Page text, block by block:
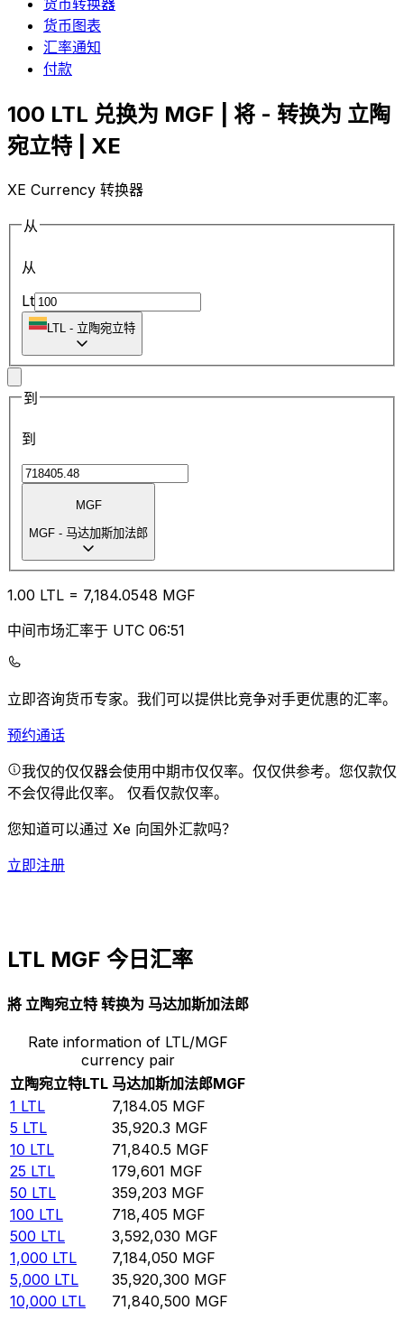
货币转换器
货币图表
汇率通知
付款
100 LTL 兑换为 MGF | 将 - 转换为 立陶
宛立特 | XE
XE Currency 转换器
从
从
Lt
LTL - 立陶宛立特
到
到
MGF
MGF - 马达加斯加法郎
1.00 LTL = 7,184.0548 MGF
中间市场汇率于 UTC 06:51
立即咨询货币专家。 我们可以提供比竞争对手更优惠的汇率。
预约通话
我仅的仅仅器会使用中期市仅仅率。仅仅供参考。您仅款仅
不会仅得此仅率。 仅看仅款仅率。
您知道可以通过 Xe 向国外汇款吗？
立即注册
LTL MGF 今日汇率
將 立陶宛立特 转换为 马达加斯加法郎
Rate information of LTL/MGF
currency pair
立陶宛立特LTL 马达加斯加法郎MGF
1 LTL 7,184.05 MGF
5 LTL 35,920.3 MGF
10 LTL 71,840.5 MGF
25 LTL 179,601 MGF
50 LTL 359,203 MGF
100 LTL 718,405 MGF
500 LTL 3,592,030 MGF
1,000 LTL 7,184,050 MGF
5,000 LTL 35,920,300 MGF
10,000 LTL 71,840,500 MGF